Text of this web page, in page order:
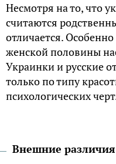
Несмотря на то, что
считаются
отличается.
женской половины
Украинки и русские
только по типу
психологических
Внешние различия